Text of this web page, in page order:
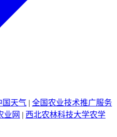
国天气 | 全国农业技术推广服务
业网 | 西北农林科技大学农学